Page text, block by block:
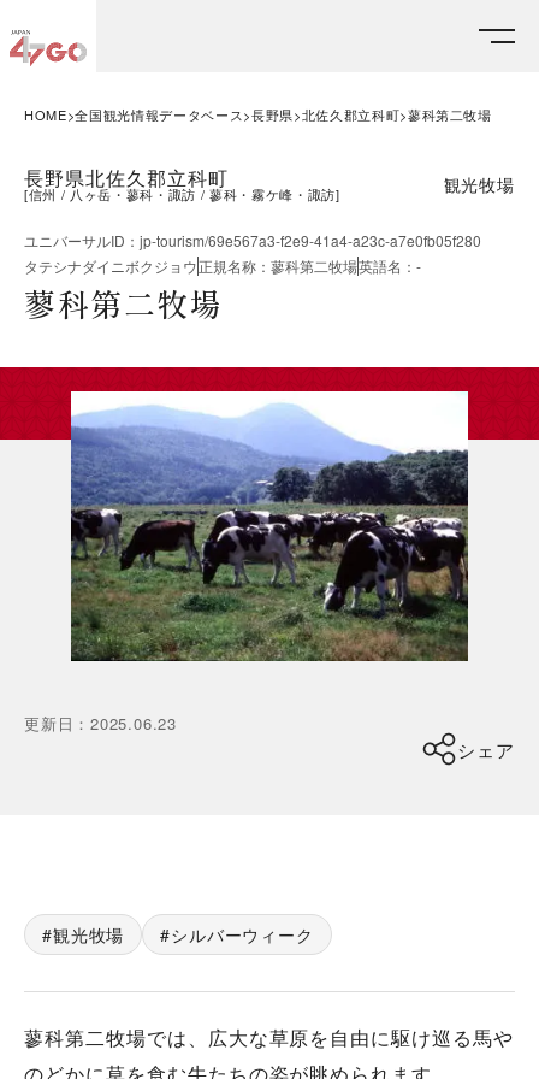
HOME 全国観光情報データベース 長野県 北佐久郡立科町 蓼科第二牧場
長野県北佐久郡立科町
[信州 八ヶ岳・蓼科・諏訪 蓼科・霧ケ峰・諏訪] 観光牧場
ユニバーサルID ： jp-tourism/69e567a3-f2e9-41a4-a23c-a7e0fb05f280
タテシナダイニボクジョウ正規名称 ： 蓼科第二牧場英語名 ： -
蓼科第二牧場
更新日 ：2025.06.23
シェア
観光牧場 シルバーウィーク
蓼科第二牧場では、広大な草原を自由に駆け巡る馬や